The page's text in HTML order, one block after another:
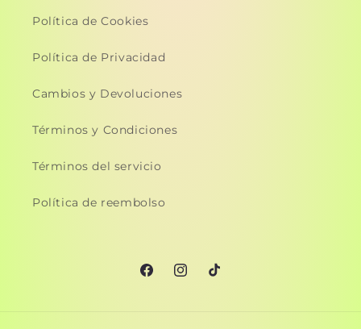
Política de Cookies
Política de Privacidad
Cambios y Devoluciones
Términos y Condiciones
Términos del servicio
Política de reembolso
FacebookInstagram
TikTok